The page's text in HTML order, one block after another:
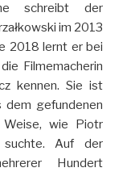
schreibt der
im 2013
2018 lernt er bei
Filmemacherin
kennen. Sie ist
dem gefundenen
wie Piotr
suchte. Auf der
Hundert